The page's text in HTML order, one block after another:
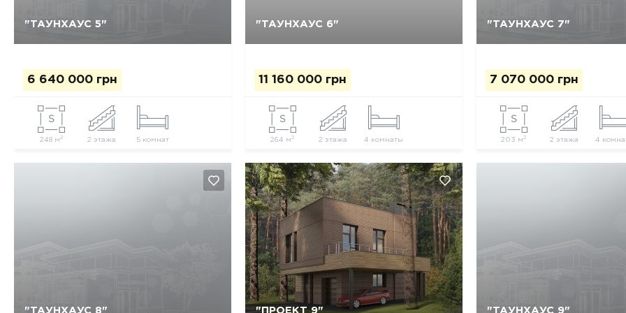
"ТАУНХАУС 5"
6 640 000 грн
248 м2 2 этажа 5 комнат
Да, удалить "ТАУНХАУС 6"
11 160 000 грн
264 м2 2 этажа 4 комнаты
Да, удалить "ТАУНХАУС 7"
7 070 000 грн
203 м2 2 этажа 4
Да, удалить
"ТАУНХАУС 8"Да, удалить "ПРОЕКТ 9" Да, удалить Отмена "ТАУНХАУС 9"Да, удалить